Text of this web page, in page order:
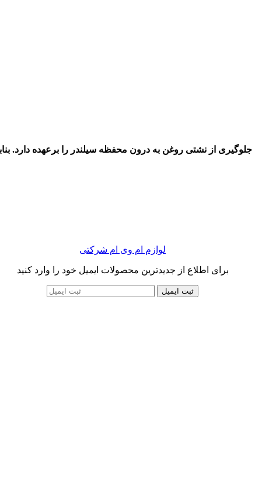
لوازم ام وی ام شرکتی
برای اطلاع از جدیدترین محصولات ایمیل خود را وارد کنید
ثبت ایمیل